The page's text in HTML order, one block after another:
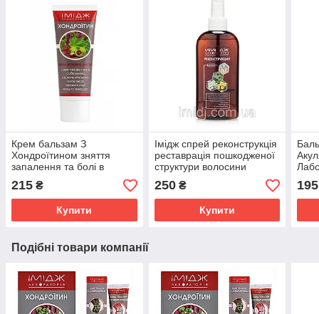
Крем бальзам З
Хондроїтином зняття
запалення та болі в
суглобах, м'язах і хребті
Імідж Лабораторія
215 ₴
Купити
Імідж спрей реконструкція
реставрація пошкодженої
структури волосини
250₴
Купити
195
Подібні товари компанії